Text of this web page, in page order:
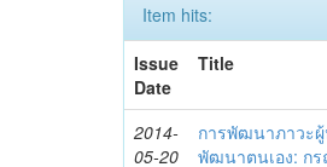
Item hits:
Issue
Date
Title
2014-
05-20
การพัฒนาภาวะ
พัฒนาตนเอง: กร